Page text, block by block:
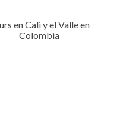
en Cali y el Valle en
Colombia